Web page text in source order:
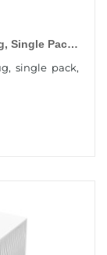
Single Pack
single pack,